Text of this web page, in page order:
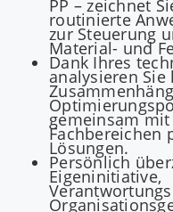
PP – zeichnet
routinierte
zur Steuerung
Material- und
Dank Ihres
analysieren Sie
gemeinsam
Fachbereichen
Lösungen.
Persönlich
Eigeninitiative,